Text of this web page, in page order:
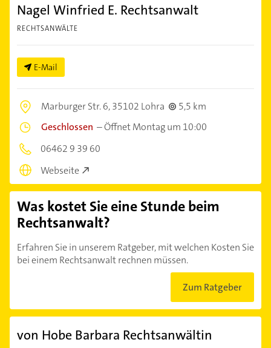
Nagel Winfried E. Rechtsanwalt
RECHTSANWÄLTE
E-Mail
Marburger Str. 6,35102 Lohra
5,5 km
Geschlossen –Öffnet Montag um 10:00
06462 9 39 60
Webseite
Was kostet Sie eine Stunde beim
Rechtsanwalt?
Erfahren Sie in unserem Ratgeber, mit welchen Kosten Sie
bei einem Rechtsanwalt rechnen müssen.
Zum Ratgeber
von Hobe Barbara Rechtsanwältin